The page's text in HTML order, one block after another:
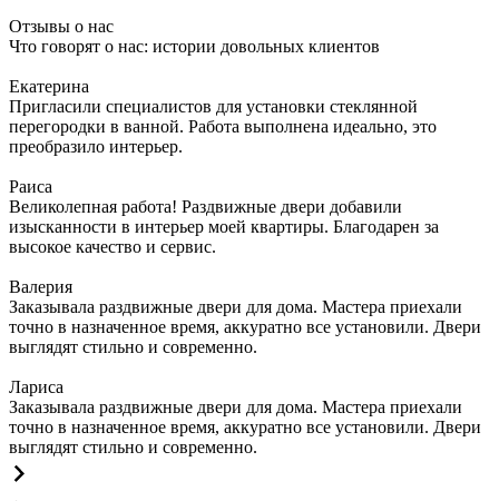
Отзывы о нас
Что говорят о нас: истории довольных клиентов
Екатерина
Пригласили специалистов для установки стеклянной
перегородки в ванной. Работа выполнена идеально, это
преобразило интерьер.
Раиса
Великолепная работа! Раздвижные двери добавили
изысканности в интерьер моей квартиры. Благодарен за
высокое качество и сервис.
Валерия
Заказывала раздвижные двери для дома. Мастера приехали
точно в назначенное время, аккуратно все установили. Двери
выглядят стильно и современно.
Лариса
Заказывала раздвижные двери для дома. Мастера приехали
точно в назначенное время, аккуратно все установили. Двери
выглядят стильно и современно.